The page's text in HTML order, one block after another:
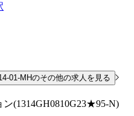
01-MHのその他の求人を見る
(1314GH0810G23★95-N)